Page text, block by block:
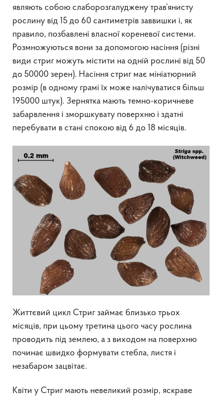
являють собою слаборозгалуджену трав’янисту
рослину від 15 до 60 сантиметрів заввишки і, як
правило, позбавлені власної кореневої системи.
Розмножуються вони за допомогою насіння (різні
види стриг можуть містити на одній рослині від 50
до 50000 зерен). Насіння стриг має мініатюрний
розмір (в одному грамі їх може налічуватися більш
195000 штук). Зернятка мають темно-коричневе
забарвлення і зморшкувату поверхню і здатні
перебувати в стані спокою від 6 до 18 місяців.
Життєвий цикл Стриг займає близько трьох
місяців, при цьому третина цього часу рослина
проводить під землею, а з виходом на поверхню
починає швидко формувати стебла, листя і
незабаром зацвітає.
Квіти у Стриг мають невеликий розмір, яскраве